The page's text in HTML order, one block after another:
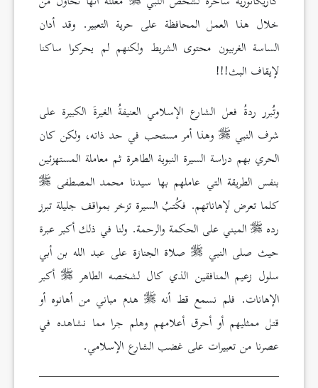
خلال هذا العمل المحافظة على حرية التعبير. وقد أدان
الساسة الغربيون محتوى الشريط ولكنهم لم يحركوا ساكنا
لإيقاف البث!!!
وتُبرر ردةُ فعل الشارع الإسلامي العنيفةُ الغيرةَ الكبيرة على
شرف النبي
وهذا أمر مستحب في حد ذاته، ولكن كان
الحري بهم دراسة السيرة النبوية الطاهرة ثم معاملة المستهزئين
بنفس الطريقة التي عاملهم بها سيدنا محمد المصطفى
كلما تعرض لإهاناتهم. فكُتبُ السيرة تزخر بمواقف جليلة تبرز
رده
المبني على الحكمة والرحمة. ولنا في ذلك أكبر عبرة
حيث صلى النبي
صلاة الجنازة على عبد الله بن أبي
سلول زعيم المنافقين الذي كال لشخصه الطاهر
أكبر
الإهانات. فلم نسمع قط أنه
هدم مباني من أهانوه أو
قتل ممثليهم أو أحرق أعلامهم وهلم جرا مما نشاهده في
عصرنا من تعبيرات على غضب الشارع الإسلامي.